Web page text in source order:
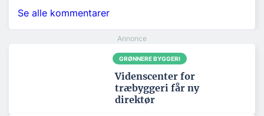
Se alle kommentarer
GRØNNERE BYGGERI
Videnscenter for
træbyggeri får ny
direktør